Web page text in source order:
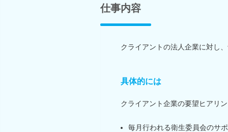
仕事内容
クライアントの法人企業に対し
具体的には
クライアント企業の要望ヒアリ
毎月行われる衛生委員会のサ